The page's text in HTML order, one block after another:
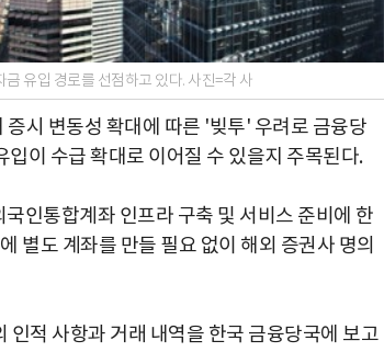
유입 경로를 선점하고 있다. 사진=각 사
시 변동성 확대에 따른 '빚투' 우려로 금융당
이 수급 확대로 이어질 수 있을지 주목된다.
인통합계좌 인프라 구축 및 서비스 준비에 한
별도 계좌를 만들 필요 없이 해외 증권사 명의
적 사항과 거래 내역을 한국 금융당국에 보고